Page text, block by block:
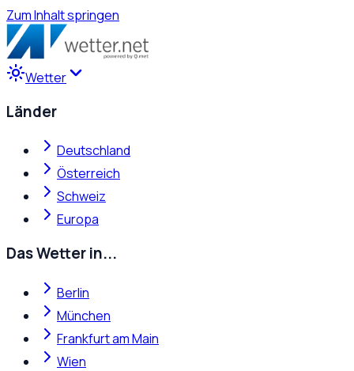
Zum Inhalt springen
Wetter
Länder
Deutschland
Österreich
Schweiz
Europa
Das Wetter in...
Berlin
München
Frankfurt am Main
Wien